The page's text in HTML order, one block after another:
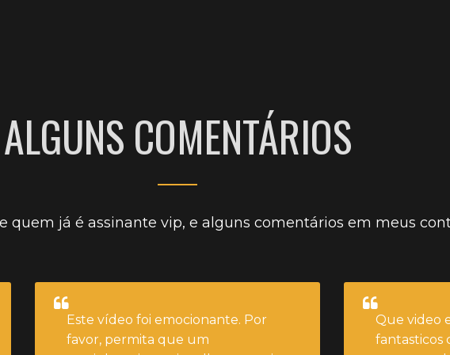
ALGUNS COMENTÁRIOS
quem já é assinante vip, e alguns comentários em meus
Este vídeo foi emocionante. Por
favor, permita que um
Que video
fantasticos